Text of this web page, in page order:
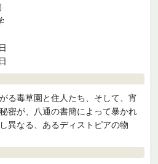
る毒草園と住人たち、そして、宵
密が、八通の書簡によって暴かれ
異なる、あるディストピアの物